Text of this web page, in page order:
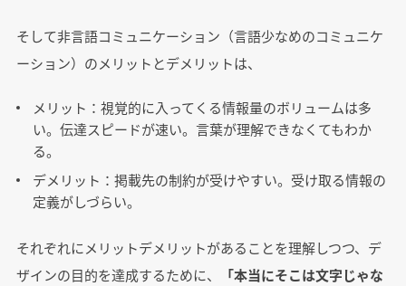
そして非言語コミュニケーション（言語少なめのコミュニケ
ーション）のメリットとデメリットは、
メリット：視覚的に入ってくる情報量のボリュームは多
い。伝達スピードが速い。言葉が理解できなくてもわか
る。
デメリット：掲載先の制約が受けやすい。受け取る情報の
定義がしづらい。
それぞれにメリットデメリットがあることを理解しつつ、デ
ザインの目的を達成するために、
「本当にそこは文字じゃな